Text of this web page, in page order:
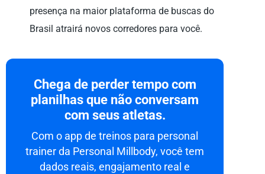
presença na maior plataforma de buscas do
Brasil atrairá novos corredores para você.
Chega de perder tempo com
planilhas que não conversam
com seus atletas.
Com o app de treinos para personal
trainer da Personal Millbody, você tem
dados reais, engajamento real e